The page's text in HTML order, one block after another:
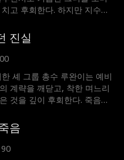
고 후회한다. 하지만 지수는
진실
셰 그룹 총수 루완이는 예비
계략을 깨닫고, 착한 며느리
것을 깊이 후회한다. 죽음의
맹세하는데, 눈을 떠보니 기
로 돌아와 있었다.
음
90